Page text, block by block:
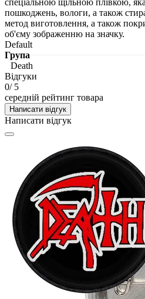
пошкоджень, вологи, а також
метод виготовлення, а також
об'єму зображенню на значку.
Default
Група
Death
Відгуки
0/ 5
середній рейтинг товара
Написати відгук
Написати відгук